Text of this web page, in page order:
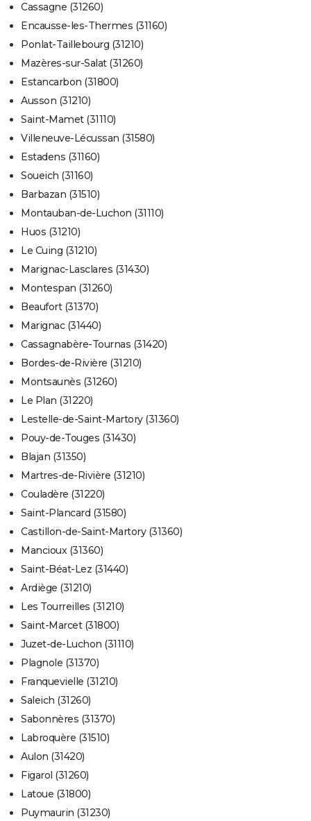
Cassagne (31260)
Encausse-les-Thermes (31160)
Ponlat-Taillebourg (31210)
Mazères-sur-Salat (31260)
Estancarbon (31800)
Ausson (31210)
Saint-Mamet (31110)
Villeneuve-Lécussan (31580)
Estadens (31160)
Soueich (31160)
Barbazan (31510)
Montauban-de-Luchon (31110)
Huos (31210)
Le Cuing (31210)
Marignac-Lasclares (31430)
Montespan (31260)
Beaufort (31370)
Marignac (31440)
Cassagnabère-Tournas (31420)
Bordes-de-Rivière (31210)
Montsaunès (31260)
Le Plan (31220)
Lestelle-de-Saint-Martory (31360)
Pouy-de-Touges (31430)
Blajan (31350)
Martres-de-Rivière (31210)
Couladère (31220)
Saint-Plancard (31580)
Castillon-de-Saint-Martory (31360)
Mancioux (31360)
Saint-Béat-Lez (31440)
Ardiège (31210)
Les Tourreilles (31210)
Saint-Marcet (31800)
Juzet-de-Luchon (31110)
Plagnole (31370)
Franquevielle (31210)
Saleich (31260)
Sabonnères (31370)
Labroquère (31510)
Aulon (31420)
Figarol (31260)
Latoue (31800)
Puymaurin (31230)